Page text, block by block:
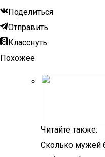
Поделиться
Отправить
Класснуть
Похожее
Читайте также:
Сколько мужей